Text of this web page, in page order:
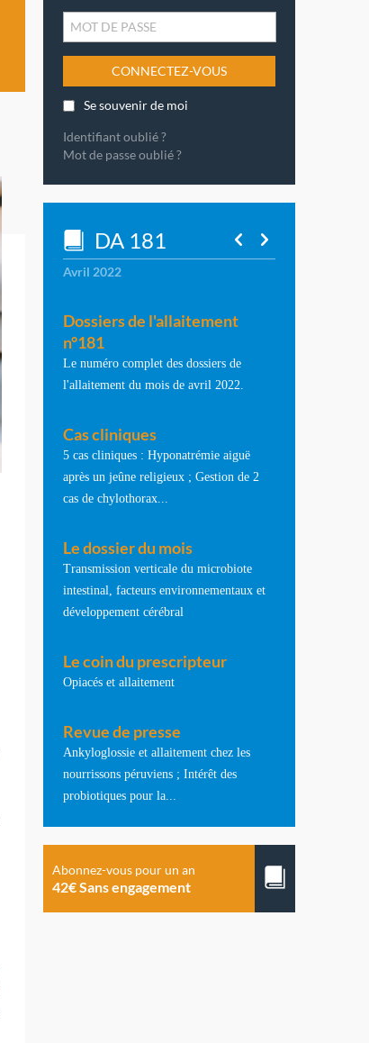
CONNECTEZ-VOUS
Se souvenir de moi
Identifiant oublié ?
Mot de passe oublié ?
DA 181
Avril 2022
Dossiers de l'allaitement
n°181
Le numéro complet des dossiers de
l'allaitement du mois de avril 2022.
Cas cliniques
5 cas cliniques : Hyponatrémie aiguë
après un jeûne religieux ; Gestion de 2
cas de chylothorax...
Le dossier du mois
Transmission verticale du microbiote
intestinal, facteurs environnementaux et
développement cérébral
Le coin du prescripteur
Opiacés et allaitement
Revue de presse
Ankyloglossie et allaitement chez les
nourrissons péruviens ; Intérêt des
probiotiques pour la...
Abonnez-vous pour un an
42€ Sans engagement